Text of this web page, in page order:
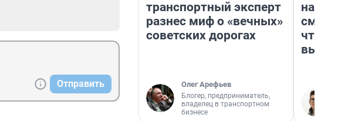
Отправить
транспортный эксперт
разнес миф о «вечных»
советских дорогах
Олег Арефьев
Блогер, предприниматель,
владелец в транспортном
бизнесе